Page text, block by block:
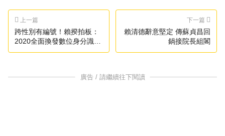
上一篇
跨性別有編號！賴揆拍板：
2020全面換發數位身分識別
證
下一篇
賴清德辭意堅定 傳蘇貞昌回
鍋接院長組閣
廣告 / 請繼續往下閱讀